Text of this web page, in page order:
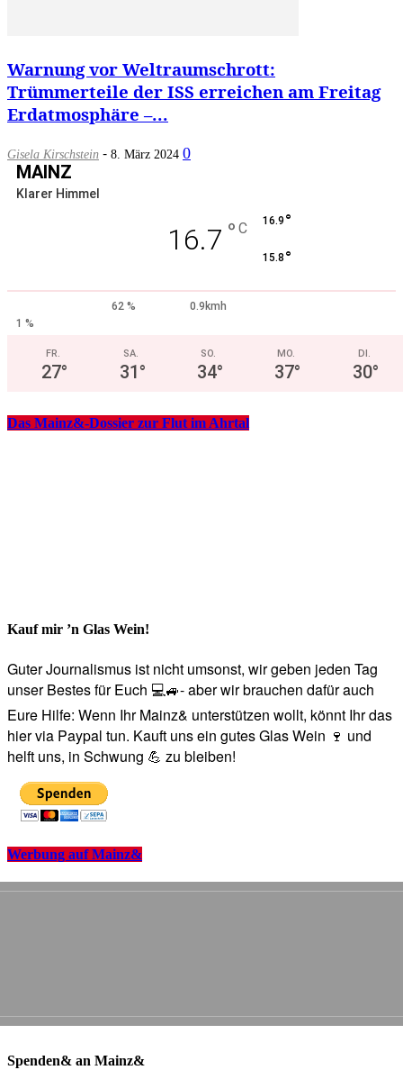
Warnung vor Weltraumschrott:
Trümmerteile der ISS erreichen am Freitag
Erdatmosphäre –...
Gisela Kirschstein - 8. März 2024 0
MAINZ
Klarer Himmel
16.7 ° C 16.9 °
15.8 °
62 %
0.9kmh
1 %
FR.
27°
SA.
31°
SO.
34°
MO.
37°
DI.
30°
Das Mainz&-Dossier zur Flut im Ahrtal
Kauf mir ’n Glas Wein!
Guter Journalismus ist nicht umsonst, wir geben jeden Tag
unser Bestes für Euch 💻🚙- aber wir brauchen dafür auch
Eure Hilfe: Wenn Ihr Mainz& unterstützen wollt, könnt Ihr das
hier via Paypal tun. Kauft uns ein gutes Glas Wein 🍷 und
helft uns, in Schwung 💪 zu bleiben!
Werbung auf Mainz&
Spenden& an Mainz&